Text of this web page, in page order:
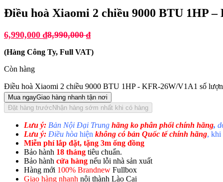
Điều hoà Xiaomi 2 chiều 9000 BTU 1HP
6,990,000 ₫8,990,000₫
(Hàng Công Ty, Full VAT)
Còn hàng
Điều hoà Xiaomi 2 chiều 9000 BTU 1HP - KFR-26W/V1A1 số
Mua ngayGiao hàng nhanh tận nơi
Đặt hàng trước Nhận hàng sớm nhất khi có hàng
Lưu ý: Bản Nội Đại Trung hãng ko phân phối chính hãng,
Lưu ý: Điều hòa hiện không có bản Quốc tế chính hãng, khi
Miễn phí lắp đặt, tặng 3m ống đồng
Bảo hành 18 tháng tiêu chuẩn.
Bảo hành cửa hàng nếu lỗi nhà sản xuất
Hàng mới 100% Brandnew Fullbox
Giao hàng nhanh nội thành Lào Cai